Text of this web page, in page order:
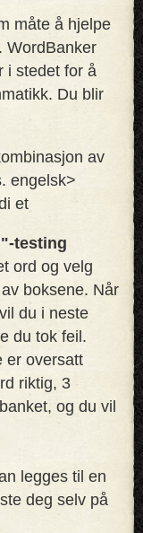
måte å hjelpe
WordBanker
i stedet for å
Du blir
av
engelsk>
et
testing
ord og velg
boksene. Når
du i neste
du tok feil.
er oversatt
riktig, 3
og du vil
legges til en
deg selv på